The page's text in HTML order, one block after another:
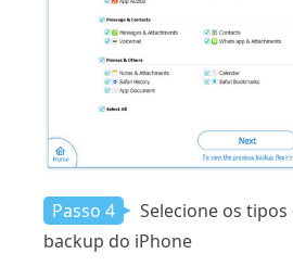
Passo 4
Selecione os
backup do iPhone